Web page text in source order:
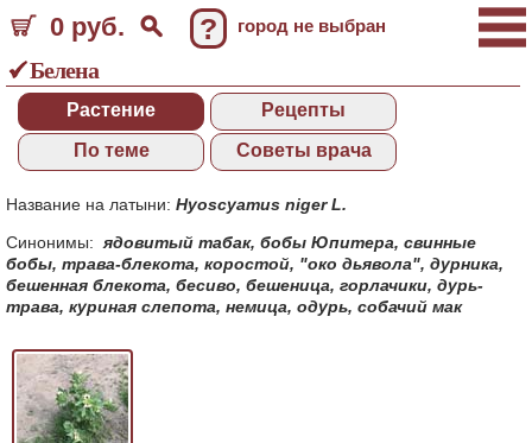
0 руб. ? город не выбран
Белена
Растение
Рецепты
По теме
Советы врача
Название на латыни: Hyoscyamus niger L.
Синонимы: ядовитый табак, бобы Юпитера, свинные
бобы, трава-блекота, коростой, "око дьявола", дурника,
бешенная блекота, бесиво, бешеница, горлачики, дурь-
трава, куриная слепота, немица, одурь, собачий мак